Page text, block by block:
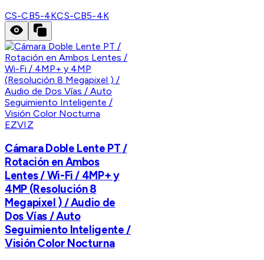
CS-CB5-4KCS-CB5-4K
EZVIZ
Cámara Doble Lente PT /
Rotación en Ambos
Lentes / Wi-Fi / 4MP+ y
4MP (Resolución 8
Megapixel ) / Audio de
Dos Vías / Auto
Seguimiento Inteligente /
Visión Color Nocturna